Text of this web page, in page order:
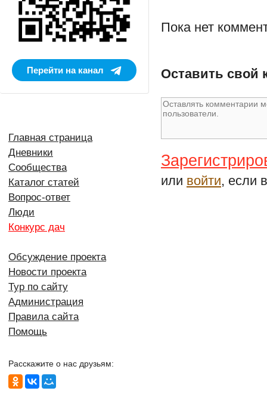
Пока нет
Оставить свой
или войти, если
Перейти на канал
Главная страница
Дневники
Сообщества
Каталог статей
Вопрос-ответ
Люди
Конкурс дач
Обсуждение проекта
Новости проекта
Тур по сайту
Администрация
Правила сайта
Помощь
Расскажите о нас друзьям: